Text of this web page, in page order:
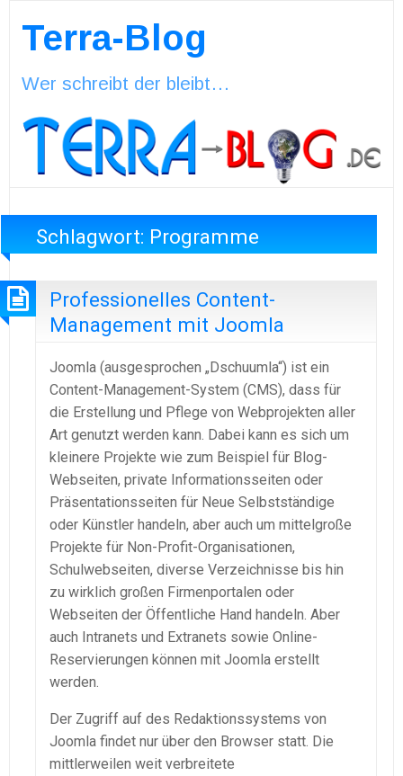
Terra-Blog
Wer schreibt der bleibt…
Schlagwort: Programme
Professionelles Content-
Management mit Joomla
Joomla (ausgesprochen „Dschuumla“) ist ein
Content-Management-System (CMS), dass für
die Erstellung und Pflege von Webprojekten aller
Art genutzt werden kann. Dabei kann es sich um
kleinere Projekte wie zum Beispiel für Blog-
Webseiten, private Informationsseiten oder
Präsentationsseiten für Neue Selbstständige
oder Künstler handeln, aber auch um mittelgroße
Projekte für Non-Profit-Organisationen,
Schulwebseiten, diverse Verzeichnisse bis hin
zu wirklich großen Firmenportalen oder
Webseiten der Öffentliche Hand handeln. Aber
auch Intranets und Extranets sowie Online-
Reservierungen können mit Joomla erstellt
werden.
Der Zugriff auf des Redaktionssystems von
Joomla findet nur über den Browser statt. Die
mittlerweilen weit verbreitete